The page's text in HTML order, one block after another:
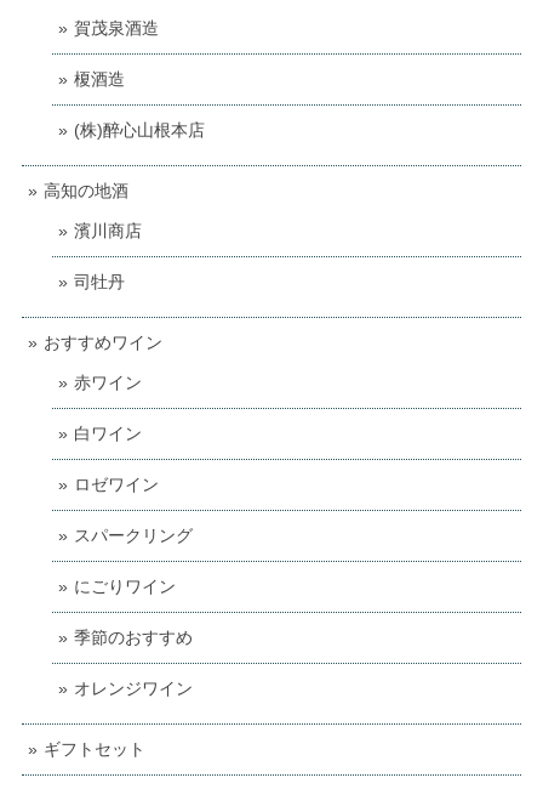
賀茂泉酒造
榎酒造
(株)醉心山根本店
高知の地酒
濱川商店
司牡丹
おすすめワイン
赤ワイン
白ワイン
ロゼワイン
スパークリング
にごりワイン
季節のおすすめ
オレンジワイン
ギフトセット